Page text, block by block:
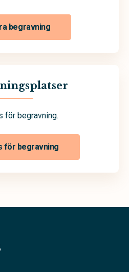
begravning
för begravning.
för begravning